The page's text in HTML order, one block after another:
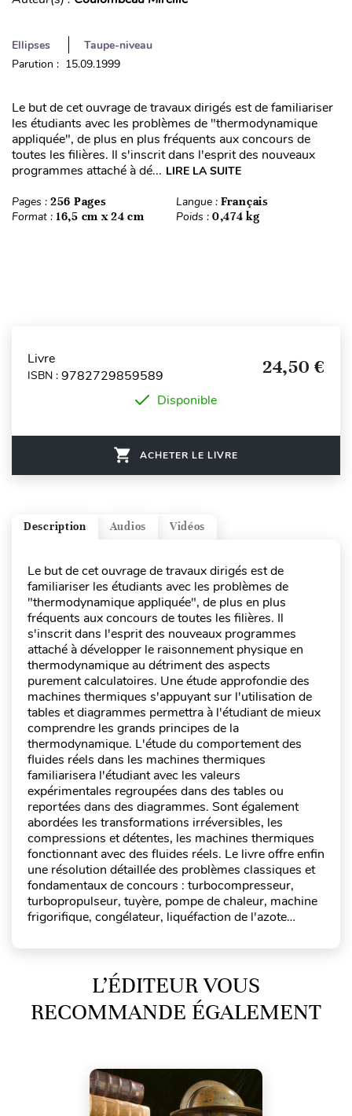
Ellipses
Taupe-niveau
Parution : 15.09.1999
Le but de cet ouvrage de travaux dirigés est de familiariser
les étudiants avec les problèmes de "thermodynamique
appliquée", de plus en plus fréquents aux concours de
toutes les filières. Il s'inscrit dans l'esprit des nouveaux
programmes attaché à dé... LIRE LA SUITE
Pages : 256 Pages Langue : Français
Format : 16,5 cm x 24 cm Poids : 0,474 kg
Livre
ISBN : 9782729859589 24,50 €
Disponible
ACHETER LE LIVRE
Vidéos
Audios
Description
Le but de cet ouvrage de travaux dirigés est de
familiariser les étudiants avec les problèmes de
"thermodynamique appliquée", de plus en plus
fréquents aux concours de toutes les filières. Il
s'inscrit dans l'esprit des nouveaux programmes
attaché à développer le raisonnement physique en
thermodynamique au détriment des aspects
purement calculatoires. Une étude approfondie des
machines thermiques s'appuyant sur l'utilisation de
tables et diagrammes permettra à l'étudiant de mieux
comprendre les grands principes de la
thermodynamique. L'étude du comportement des
fluides réels dans les machines thermiques
familiarisera l'étudiant avec les valeurs
expérimentales regroupées dans des tables ou
reportées dans des diagrammes. Sont également
abordées les transformations irréversibles, les
compressions et détentes, les machines thermiques
fonctionnant avec des fluides réels. Le livre offre enfin
une résolution détaillée des problèmes classiques et
fondamentaux de concours : turbocompresseur,
turbopropulseur, tuyère, pompe de chaleur, machine
frigorifique, congélateur, liquéfaction de l'azote…
L’ÉDITEUR VOUS
RECOMMANDE ÉGALEMENT